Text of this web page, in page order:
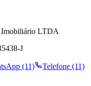
Imobiliário LTDA
J
(11)
Telefone (11)